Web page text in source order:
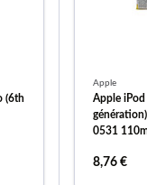
(6th
Apple
Apple iPod
0531
8,76 €